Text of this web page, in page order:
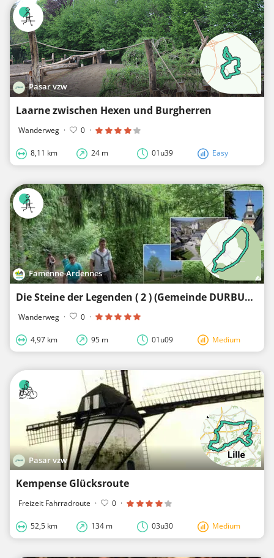
Pasar vzw
Laarne zwischen Hexen und Burgherren
Wanderweg · 0 ·
8,11 km 24 m 01u39 Easy
Famenne-Ardennes
Die Steine der Legenden ( 2 ) (Gemeinde DURBUY)
Wanderweg · 0 ·
4,97 km 95 m 01u09 Medium
Pasar vzw
Kempense Glücksroute
Freizeit Fahrradroute · 0 ·
52,5 km 134 m 03u30 Medium